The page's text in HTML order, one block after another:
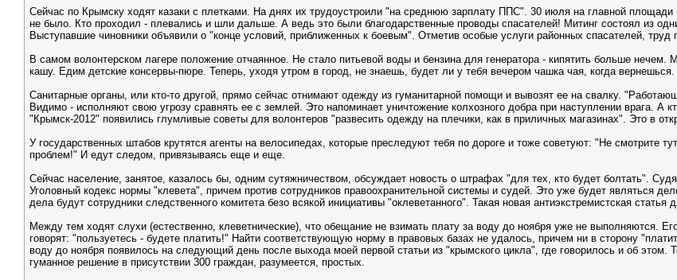
Сейчас по Крымску ходят казаки с плетками. На днях их трудоустроили "на среднюю зарплату ППС". 30 июля на главной
не было. Кто проходил - плевались и шли дальше. А ведь это были благодарственные проводы спасателей! Митинг состоял из
Выступавшие чиновники объявили о "конце условий, приближенных к боевым". Отметив особые услуги районных спасателей, труд
В самом волонтерском лагере положение отчаянное. Не стало питьевой воды и бензина для генератора - кипятить больше нечем.
кашу. Едим детские консервы-пюре. Теперь, уходя утром в город, не знаешь, будет ли у тебя вечером чашка чая, когда вернешься.
Санитарные органы, или кто-то другой, прямо сейчас отнимают одежду из гуманитарной помощи и вывозят ее на свалку.
Видимо - исполняют свою угрозу сравнять ее с землей. Это напоминает уничтожение колхозного добра при наступлении врага. А
"Крымск-2012" появились глумливые советы для волонтеров "развесить одежду на плечики, как в приличных магазинах". Это в
У государственных штабов крутятся агенты на велосипедах, которые преследуют тебя по дороге и тоже советуют: "Не смотрите
проблем!" И едут следом, привязываясь еще и еще.
Сейчас население, занятое, казалось бы, одним сутяжничеством, обсуждает новость о штрафах "для тех, кто будет болтать".
Уголовный кодекс нормы "клевета", причем против сотрудников правоохранительной системы и судей. Это уже будет являться
дела будут сотрудники следственного комитета безо всякой инициативы "оклеветанного". Такая новая антиэкстремистская статья
Между тем ходят слухи (естественно, клеветнические), что обещание не взимать плату за воду до ноября уже не выполняются.
говорят: "пользуетесь - будете платить!" Найти соответствующую норму в правовых базах не удалось, причем ни в сторону
воду до ноября появилось на следующий день после выхода моей первой статьи из "крымского цикла", где говорилось и об
гуманное решение в присутствии 300 граждан, разумеется, простых.